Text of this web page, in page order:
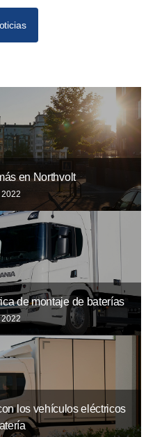
en Northvolt
de montaje de baterías
los vehículos eléctricos